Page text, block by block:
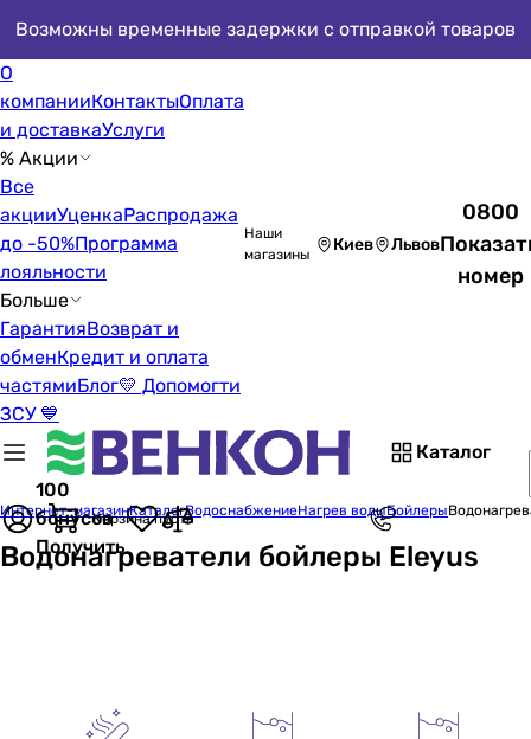
Возможны временные задержки с отправкой товаров
О
компанииКонтактыОплата
и доставкаУслуги
% Акции
Все
акцииУценкаРаспродажа
до -50%Программа
лояльности
Больше
ГарантияВозврат и
обменКредит и оплата
частямиБлог💛 Допомогти
ЗСУ 💙
Наши
магазины
Киев Львов
0800
номер
Каталог
100
бонусов
Получить
Корзина пуста
Интернет-магазинКаталогВодоснабжениеНагрев водыБойлеры
Водонагреватели бойлеры Eleyus